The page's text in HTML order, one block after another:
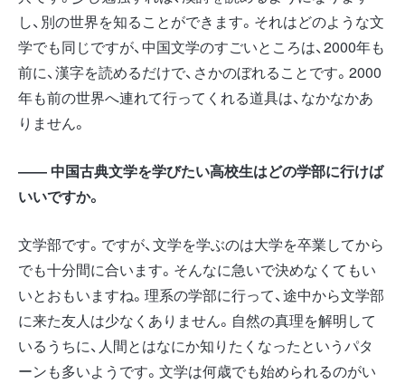
し、別の世界を知ることができます。それはどのような文
学でも同じですが、中国文学のすごいところは、2000年も
前に、漢字を読めるだけで、さかのぼれることです。2000
年も前の世界へ連れて行ってくれる道具は、なかなかあ
りません。
―― 中国古典文学を学びたい高校生はどの学部に行けば
いいですか。
文学部です。ですが、文学を学ぶのは大学を卒業してから
でも十分間に合います。そんなに急いで決めなくてもい
いとおもいますね。理系の学部に行って、途中から文学部
に来た友人は少なくありません。自然の真理を解明して
いるうちに、人間とはなにか知りたくなったというパタ
ーンも多いようです。文学は何歳でも始められるのがい